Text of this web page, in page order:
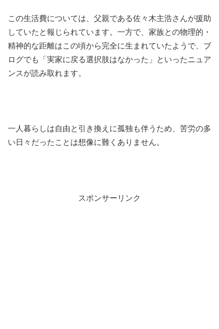
この生活費については、父親である佐々木主浩さんが援助
していたと報じられています。一方で、家族との物理的・
精神的な距離はこの頃から完全に生まれていたようで、ブ
ログでも「実家に戻る選択肢はなかった」といったニュア
ンスが読み取れます。
一人暮らしは自由と引き換えに孤独も伴うため、苦労の多
い日々だったことは想像に難くありません。
スポンサーリンク